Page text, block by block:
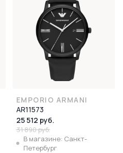
EMPORIO ARMANI
AR11573
25 512 руб.
31 890 руб.
В магазине: Санкт-
Петербург